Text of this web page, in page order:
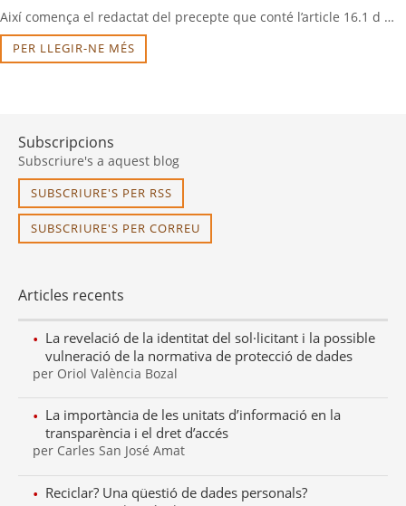
Així comença el redactat del precepte que conté l’article 16.1 d …
PER LLEGIR-NE MÉS
Subscripcions
Subscriure's a aquest blog
SUBSCRIURE'S PER RSS
SUBSCRIURE'S PER CORREU
Articles recents
La revelació de la identitat del sol·licitant i la possible
vulneració de la normativa de protecció de dades
per Oriol València Bozal
La importància de les unitats d’informació en la
transparència i el dret d’accés
per Carles San José Amat
Reciclar? Una qüestió de dades personals?